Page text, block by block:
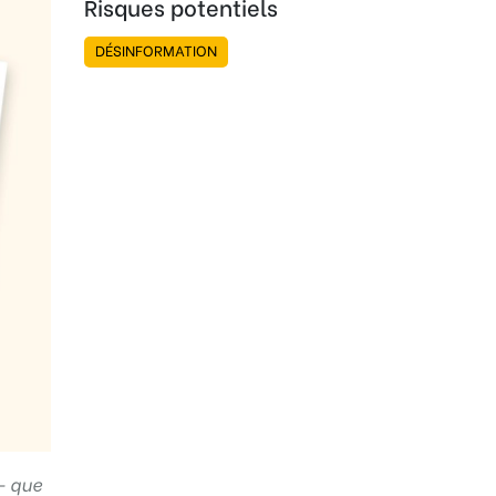
que
DÉSINFORMATION